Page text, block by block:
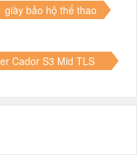
giày bảo hộ thể thao
Cador S3 Mid TLS